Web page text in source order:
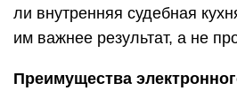
ли внутренняя судебная
им важнее результат, а не
Преимущества